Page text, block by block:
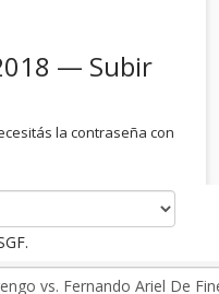
— Subir
la contraseña con